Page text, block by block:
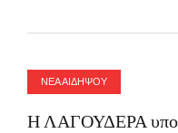
ΝΕΑ ΑΙΔΗΨΟΥ
Η ΛΑΓΟΥΔΕΡΑ